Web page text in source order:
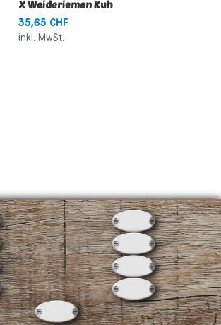
X Weideriemen Kuh
35,65 CHF
inkl. MwSt.